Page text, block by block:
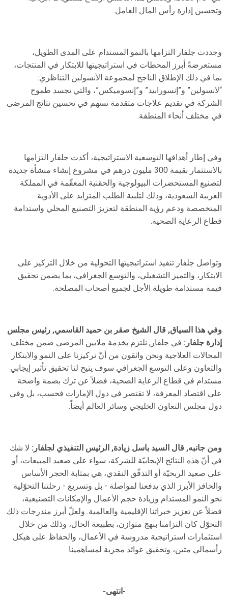
وتحسين إدارة رأس المال العامل.
وجددت جلفار التزامها بالنمو المستدام على المدى الطويل،
مستعرضةً أبرز المحطات في استراتيجيتها للابتكار في المنتجات،
بما في ذلك الإطلاق الناجح لمجموعة الأنسولين التناظري:
“لانسولين” و”إنسورابيد” و”إنسوميكس”، والتي تجسد طموح
الشركة في تقديم علاجات متقدمة تسهم في تحسين نتائج المرضى
في مختلف أنحاء المنطقة.
وفي إطار أهدافها التوسعية الاستراتيجية، أكدت جلفار التزامها
بالاستثمار بقيمة 300 مليون درهم في مشروع إنشاء منشأة جديدة
لتصنيع المستحضرات البيولوجية والحقنية المعقّمة في المملكة
العربية السعودية، وذلك لتلبية الطلب المتزايد على الأدوية
المتخصصة ودعم رؤية المنطقة لتعزيز التصنيع المحلي واستدامة
قطاع الرعاية الصحية.
وتواصل جلفار تنفيذ استراتيجيتها التحولية من خلال التركيز على
الابتكار، والتميز التشغيلي، والتوسع الجغرافي، بما يضمن تحقيق
قيمة مستدامة طويلة الأجل لجميع أصحاب المصلحة.
وفي هذا السياق, قال الشيخ صقر بن حميد القاسمي, رئيس مجلس
إدارة جلفار: في جلفار, نلتزم بخدمة ملايين المرضى ضمن مختلف
المجالات العلاجية ونحن واثقون من أنّ تركيزنا على النمو والابتكار
والتعاون وعلى التوسع الجغرافي سوف يتيح لنا تحقيق تأثير إيجابي
مستدام في قطاع الرعاية الصحية، فضلاً عن ترك بصمة واضحة
على اقتصاد المعرفة، لا تقتصر في دول الإمارات فحسب، بل وفي
دول مجلس التعاون الخليجي وسائر العالم أيضاً.
ومن جانبه, قال السيد باسل زيادة, الرئيس التنفيذي لجلفار: لا شك
في أنّ هذه النتائج الإيجابيّة للشركة، سواء على صعيد المبيعات، أو
على صعيد الربحيّة أو التدفّق النقدي، هي بمثابة الحجر الأساس
والحافز الأبرز الذي يدفعنا لمواصلة - بل وتسريع - رحلتنا التحوّلية
نحو النمو المستدام وزيادة حجم الأعمال والإمكانات التصنيعية،
فضلاً عن تعزيز خبراتنا الإقليمية والعالمية. ولعلّ أبرز مندرجات ذلك
التحوّل كان التزامنا بنهج متوازن، بطبيعة الحال، وذلك من خلال
استثمارات استراتيجية مدروسة في الأعمال، والحفاظ على هيكل
رأسمالي متين، وتحقيق عوائد مجزية لمساهمينا.
-انتهى-